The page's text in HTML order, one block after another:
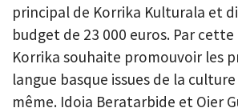
principal de Korrika Kulturala et
budget de 23 000 euros. Par cette
Korrika souhaite promouvoir les
langue basque issues de la
même. Idoia Beratarbide et Oier